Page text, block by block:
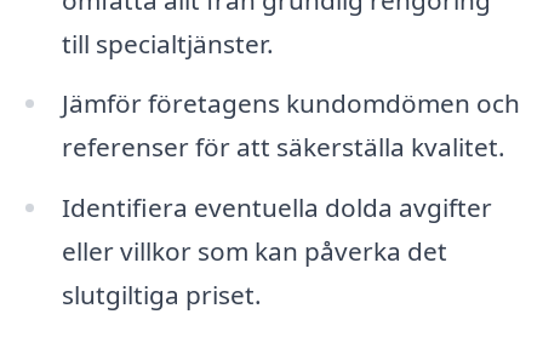
till specialtjänster.
Jämför företagens kundomdömen och
referenser för att säkerställa kvalitet.
Identifiera eventuella dolda avgifter
eller villkor som kan påverka det
slutgiltiga priset.